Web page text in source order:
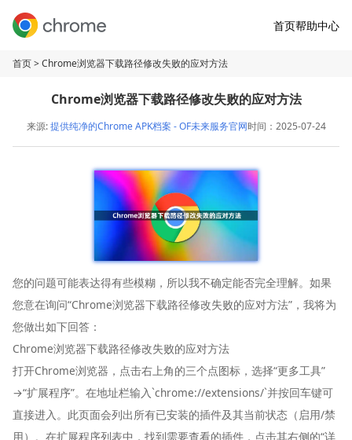
首页帮助中心
首页> Chrome浏览器下载路径修改失败的应对方法
Chrome浏览器下载路径修改失败的应对方法
来源:提供纯净的Chrome APK档案 - OF未来服务官网时间：2025-07-24
您的问题可能表达得有些模糊，所以我不确定能否完全理解。如果
您意在询问“Chrome浏览器下载路径修改失败的应对方法”，我将为
您做出如下回答：
Chrome浏览器下载路径修改失败的应对方法
打开Chrome浏览器，点击右上角的三个点图标，选择“更多工具”
→“扩展程序”。在地址栏输入`chrome://extensions/`并按回车键可
直接进入。此页面会列出所有已安装的插件及其当前状态（启用/禁
用）。在扩展程序列表中，找到需要查看的插件，点击其右侧的“详